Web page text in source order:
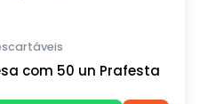
com 50 un Prafesta